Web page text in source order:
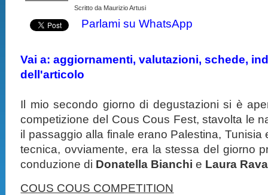
Scritto da Maurizio Artusi
Parlami su WhatsApp
Vai a: aggiornamenti, valutazioni, schede,
dell'articolo
Il mio secondo giorno di degustazioni si è
competizione del Cous Cous Fest, stavolta le
il passaggio alla finale erano Palestina, Tunisia
tecnica, ovviamente, era la stessa del giorno
conduzione di Donatella Bianchi e Laura
COUS COUS COMPETITION